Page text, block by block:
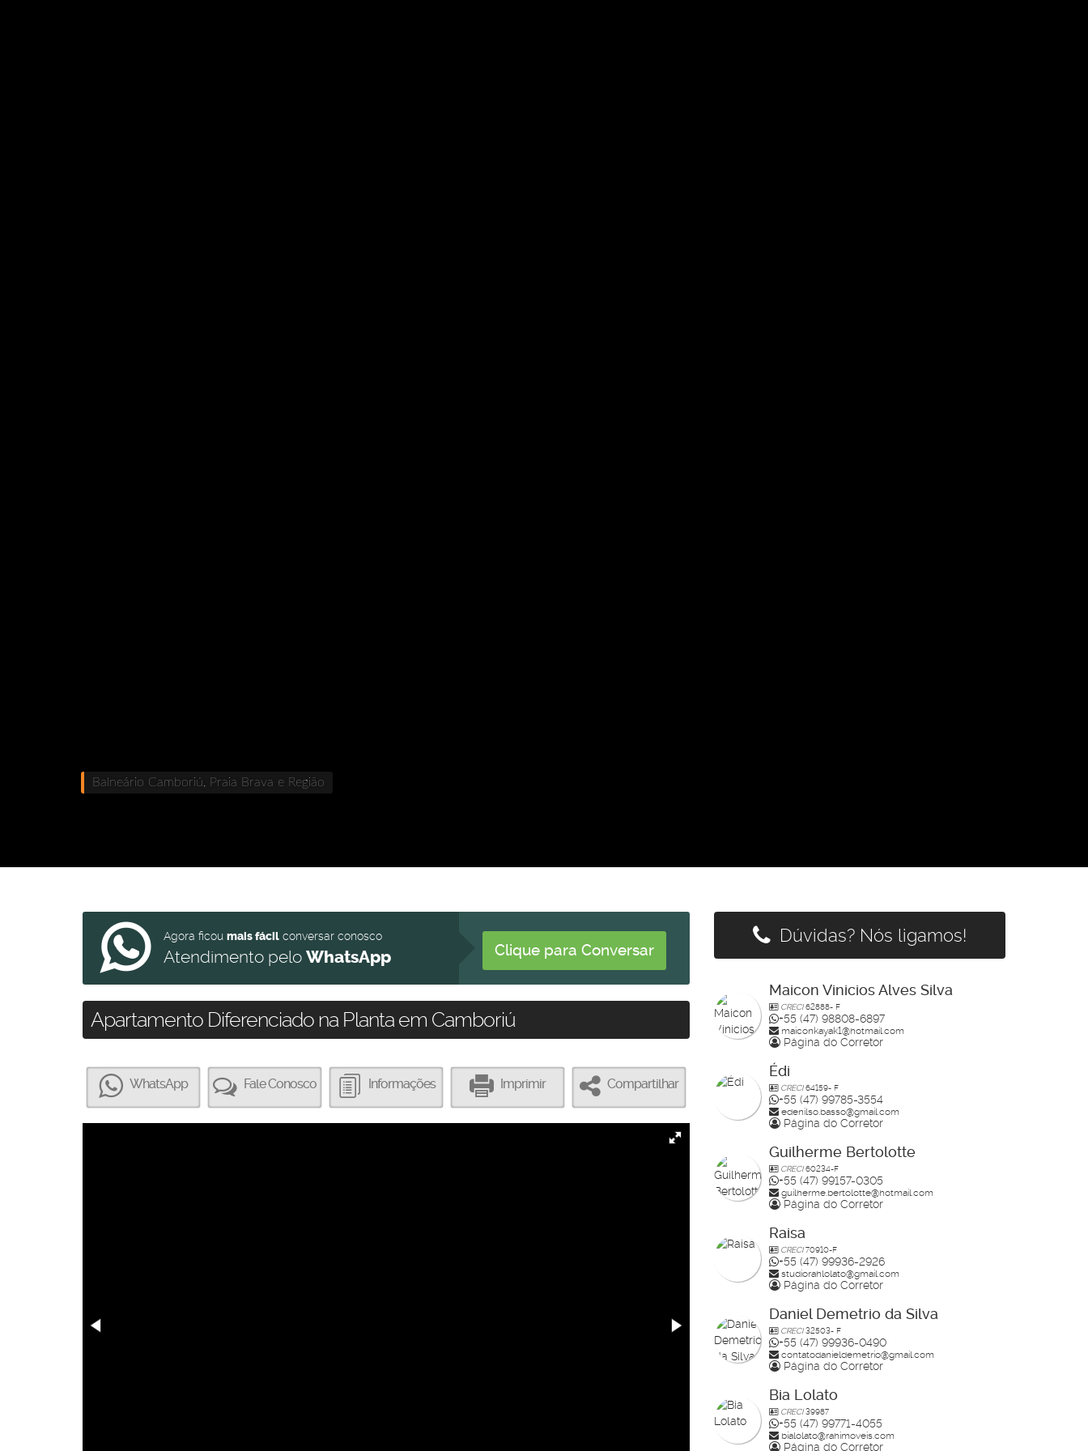
Balneário Camboriú, Praia Brava e Região
Agora ficou mais fácil conversar conosco
Atendimento pelo WhatsApp Clique para Conversar
Apartamento Diferenciado na Planta em Camboriú
WhatsApp Fale Conosco Informações Imprimir Compartilhar
Dúvidas? Nós ligamos!
Maicon Vinicios Alves Silva
CRECI62888- F
+55 (47) 98808-6897
maiconkayak1@hotmail.com
Página do Corretor
Édi
CRECI64159- F
+55 (47) 99785-3554
edenilso.basso@gmail.com
Página do Corretor
Guilherme Bertolotte
CRECI60234-F
+55 (47) 99157-0305
guilherme.bertolotte@hotmail.com
Página do Corretor
Raisa
CRECI70910-F
+55 (47) 99936-2926
studiorahlolato@gmail.com
Página do Corretor
Daniel Demetrio da Silva
CRECI32503- F
+55 (47) 99936-0490
contatodanieldemetrio@gmail.com
Página do Corretor
Bia Lolato
CRECI39987
+55 (47) 99771-4055
bialolato@rahimoveis.com
Página do Corretor